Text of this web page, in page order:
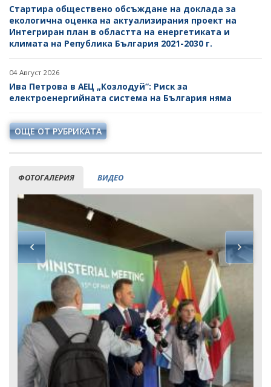
Стартира обществено обсъждане на доклада за
екологична оценка на актуализирания проект на
Интегриран план в областта на енергетиката и
климата на Република България 2021-2030 г.
04 Август 2026
Ива Петрова в АЕЦ „Козлодуй“: Риск за
електроенергийната система на България няма
ОЩЕ ОТ РУБРИКАТА
ФОТОГАЛЕРИЯ ВИДЕО